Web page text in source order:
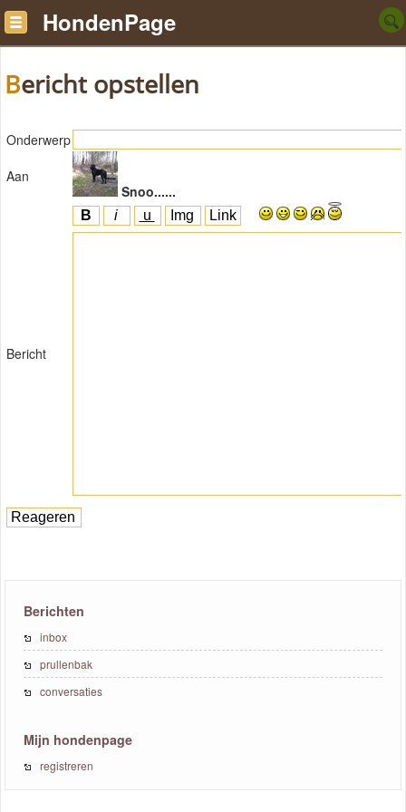
HondenPage
Bericht opstellen
Onderwerp
Aan
Snoo......
Bericht
Berichten
inbox
prullenbak
conversaties
Mijn hondenpage
registreren